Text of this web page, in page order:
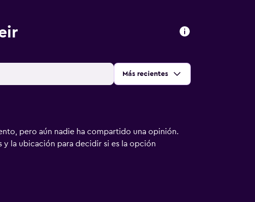
Ordenar por:
Más recientes
pero aún nadie ha compartido una opinión.
y la ubicación para decidir si es la opción